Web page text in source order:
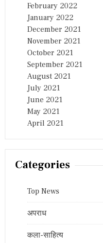
February 2022
January 2022
December 2021
November 2021
October 2021
September 2021
August 2021
July 2021
June 2021
May 2021
April 2021
Categories
Top News
अपराध
कला-साहित्य